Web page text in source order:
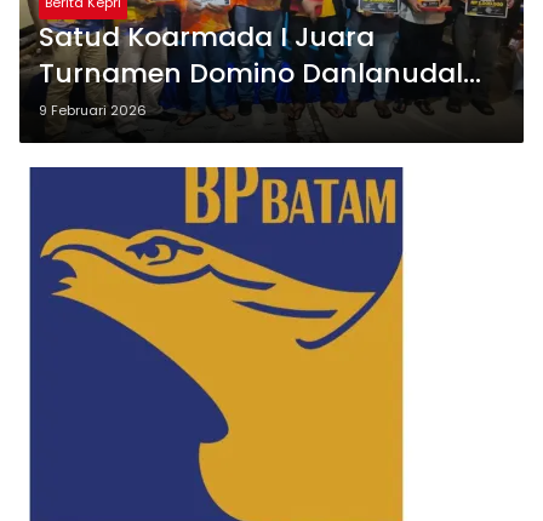
Satud Koarmada I Juara
Turnamen Domino Danlanudal
Cup 2026
9 Februari 2026